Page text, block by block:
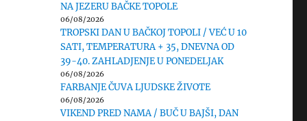
NA JEZERU BAČKE TOPOLE
06/08/2026
TROPSKI DAN U BAČKOJ TOPOLI / VEĆ U 10
SATI, TEMPERATURA + 35, DNEVNA OD
39-40. ZAHLADJENJE U PONEDELJAK
06/08/2026
FARBANJE ČUVA LJUDSKE ŽIVOTE
06/08/2026
VIKEND PRED NAMA / BUČ U BAJŠI, DAN